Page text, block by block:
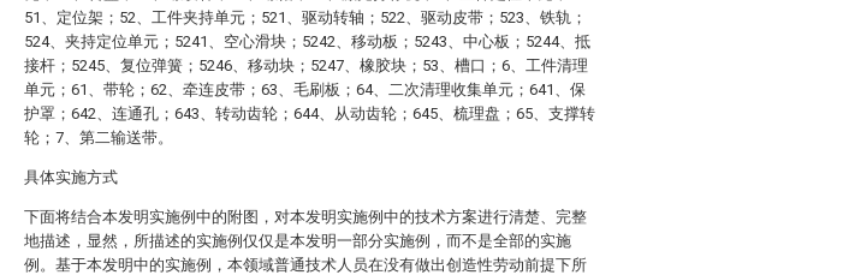
51、定位架；52、工件夹持单元；521、驱动转轴；522、驱动皮带；523、铁轨；
524、夹持定位单元；5241、空心滑块；5242、移动板；5243、中心板；5244、抵
接杆；5245、复位弹簧；5246、移动块；5247、橡胶块；53、槽口；6、工件清理
单元；61、带轮；62、牵连皮带；63、毛刷板；64、二次清理收集单元；641、保
护罩；642、连通孔；643、转动齿轮；644、从动齿轮；645、梳理盘；65、支撑转
轮；7、第二输送带。
具体实施方式
下面将结合本发明实施例中的附图，对本发明实施例中的技术方案进行清楚、完整
地描述，显然，所描述的实施例仅仅是本发明一部分实施例，而不是全部的实施
例。基于本发明中的实施例，本领域普通技术人员在没有做出创造性劳动前提下所